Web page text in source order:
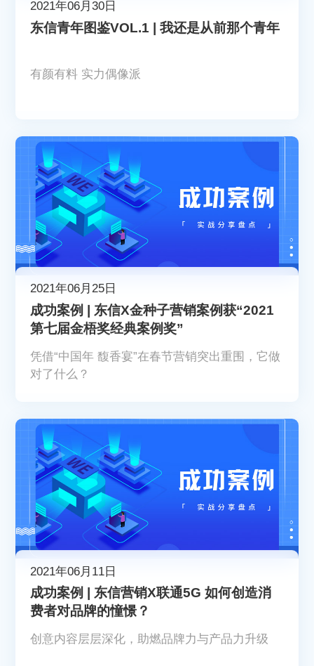
2021年06月30日
东信青年图鉴VOL.1 | 我还是从前那个青年
有颜有料 实力偶像派
2021年06月25日
成功案例 | 东信X金种子营销案例获“2021
第七届金梧奖经典案例奖”
凭借“中国年 馥香宴”在春节营销突出重围，它做
对了什么？
2021年06月11日
成功案例 | 东信营销X联通5G 如何创造消
费者对品牌的憧憬？
创意内容层层深化，助燃品牌力与产品力升级